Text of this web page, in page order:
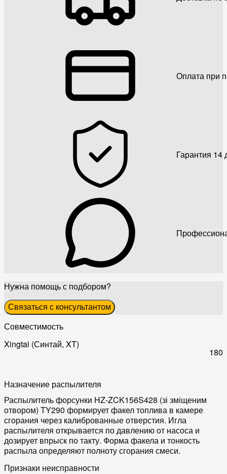
Оплата при
Гарантия 14
Нужна помощь с подбором?
Связаться с консультантом
Совместимость
Xingtai (Синтай, XT)
180
Назначение распылителя
Распылитель форсунки HZ-ZCK156S428 (зі зміщеним
отвором) TY290 формирует факел топлива в камере
сгорания через калиброванные отверстия. Игла
распылителя открывается по давлению от насоса и
дозирует впрыск по такту. Форма факела и тонкость
распыла определяют полноту сгорания смеси.
Признаки неисправности